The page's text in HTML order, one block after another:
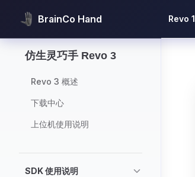
Skip to content
BrainCo Hand Revo 1
仿生灵巧手 Revo 3
Revo 3 概述
下载中心
上位机使用说明
SDK 使用说明